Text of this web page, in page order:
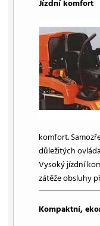
Jízdní komfort
komfort.
důležitých
Vysoký jízdní
zátěže obsluhy
Kompaktní,